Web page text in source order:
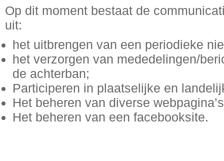
Op dit moment bestaat de
uit:
het uitbrengen van een periodieke
het verzorgen van mededelingen/
de achterban;
Participeren in plaatselijke en
Het beheren van diverse
Het beheren van een facebooksite.